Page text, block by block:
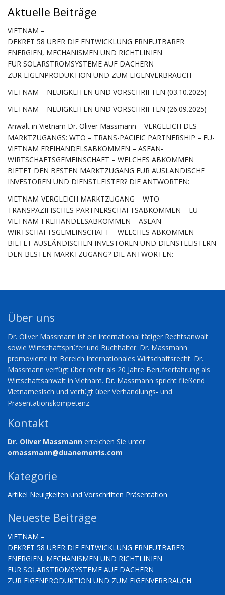
Aktuelle Beiträge
VIETNAM –
DEKRET 58 ÜBER DIE ENTWICKLUNG ERNEUTBARER
ENERGIEN, MECHANISMEN UND RICHTLINIEN
FÜR SOLARSTROMSYSTEME AUF DÄCHERN
ZUR EIGENPRODUKTION UND ZUM EIGENVERBRAUCH
VIETNAM – NEUIGKEITEN UND VORSCHRIFTEN (03.10.2025)
VIETNAM – NEUIGKEITEN UND VORSCHRIFTEN (26.09.2025)
Anwalt in Vietnam Dr. Oliver Massmann – VERGLEICH DES
MARKTZUGANGS: WTO – TRANS-PACIFIC PARTNERSHIP – EU-
VIETNAM FREIHANDELSABKOMMEN – ASEAN-
WIRTSCHAFTSGEMEINSCHAFT – WELCHES ABKOMMEN
BIETET DEN BESTEN MARKTZUGANG FÜR AUSLÄNDISCHE
INVESTOREN UND DIENSTLEISTER? DIE ANTWORTEN:
VIETNAM-VERGLEICH MARKTZUGANG – WTO –
TRANSPAZIFISCHES PARTNERSCHAFTSABKOMMEN – EU-
VIETNAM-FREIHANDELSABKOMMEN – ASEAN-
WIRTSCHAFTSGEMEINSCHAFT – WELCHES ABKOMMEN
BIETET AUSLÄNDISCHEN INVESTOREN UND DIENSTLEISTERN
DEN BESTEN MARKTZUGANG? DIE ANTWORTEN:
Über uns
Dr. Oliver Massmann ist ein international tätiger Rechtsanwalt
sowie Wirtschaftsprüfer und Buchhalter. Dr. Massmann
promovierte im Bereich Internationales Wirtschaftsrecht. Dr.
Massmann verfügt über mehr als 20 Jahre Berufserfahrung als
Wirtschaftsanwalt in Vietnam. Dr. Massmann spricht fließend
Vietnamesisch und verfügt über Verhandlungs- und
Präsentationskompetenz.
Kontakt
Dr. Oliver Massmann erreichen Sie unter
omassmann@duanemorris.com
Kategorie
Artikel Neuigkeiten und Vorschriften Präsentation
Neueste Beiträge
VIETNAM –
DEKRET 58 ÜBER DIE ENTWICKLUNG ERNEUTBARER
ENERGIEN, MECHANISMEN UND RICHTLINIEN
FÜR SOLARSTROMSYSTEME AUF DÄCHERN
ZUR EIGENPRODUKTION UND ZUM EIGENVERBRAUCH